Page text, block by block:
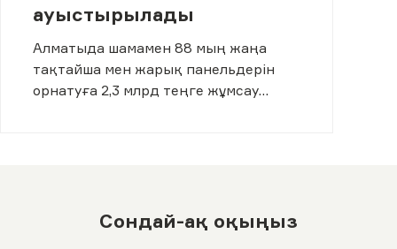
ауыстырылады
Алматыда шамамен 88 мың жаңа
тақтайша мен жарық панельдерін
орнатуға 2,3 млрд теңге жұмсау
Сондай-ақ оқыңыз